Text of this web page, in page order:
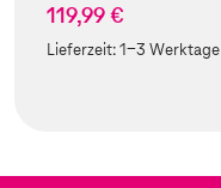
119,99 €
Lieferzeit:1-3 Werktage